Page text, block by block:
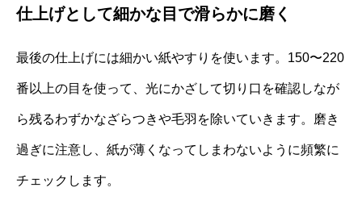
仕上げとして細かな目で滑らかに磨く
最後の仕上げには細かい紙やすりを使います。150〜220
番以上の目を使って、光にかざして切り口を確認しなが
ら残るわずかなざらつきや毛羽を除いていきます。磨き
過ぎに注意し、紙が薄くなってしまわないように頻繁に
チェックします。